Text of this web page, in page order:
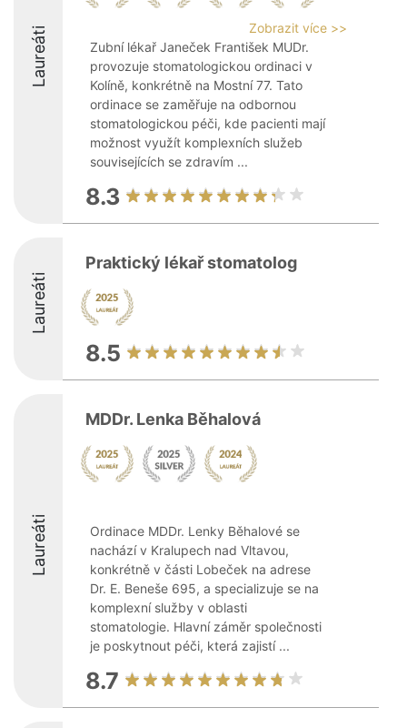
Laureáti
Zobrazit více >>
Zubní lékař Janeček František MUDr.
provozuje stomatologickou ordinaci v
Kolíně, konkrétně na Mostní 77. Tato
ordinace se zaměřuje na odbornou
stomatologickou péči, kde pacienti mají
možnost využít komplexních služeb
souvisejících se zdravím ...
8.3
Laureáti
Praktický lékař stomatolog
8.5
Laureáti
MDDr. Lenka Běhalová
Ordinace MDDr. Lenky Běhalové se
nachází v Kralupech nad Vltavou,
konkrétně v části Lobeček na adrese
Dr. E. Beneše 695, a specializuje se na
komplexní služby v oblasti
stomatologie. Hlavní záměr společnosti
je poskytnout péči, která zajistí ...
8.7